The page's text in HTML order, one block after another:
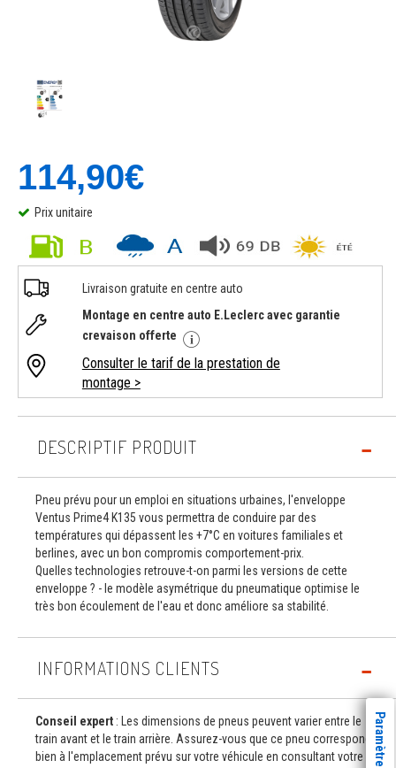
114,90€
Prix unitaire
Livraison gratuite en centre auto
Montage en centre auto E.Leclerc avec garantie
crevaison offerte
Consulter le tarif de la prestation de
montage >
DESCRIPTIF PRODUIT
Pneu prévu pour un emploi en situations urbaines, l'enveloppe
Ventus Prime4 K135 vous permettra de conduire par des
températures qui dépassent les +7°C en voitures familiales et
berlines, avec un bon compromis comportement-prix.
Quelles technologies retrouve-t-on parmi les versions de cette
enveloppe ? - le modèle asymétrique du pneumatique optimise le
très bon écoulement de l'eau et donc améliore sa stabilité.
INFORMATIONS CLIENTS
Conseil expert : Les dimensions de pneus peuvent varier entre le
train avant et le train arrière. Assurez-vous que ce pneu correspond
bien à l'emplacement prévu sur votre véhicule en consultant votre